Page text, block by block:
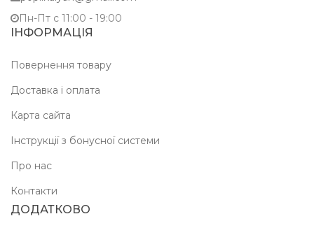
Пн-Пт c 11:00 - 19:00
ІНФОРМАЦІЯ
Повернення товару
Доставка і оплата
Карта сайта
Інструкції з бонусної системи
Про нас
Контакти
ДОДАТКОВО